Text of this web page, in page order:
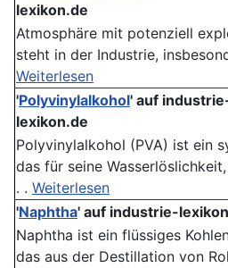
lexikon.de
Atmosphäre mit potenziell
steht in der Industrie,
Weiterlesen
'Polyvinylalkohol' auf
lexikon.de
Polyvinylalkohol (PVA) ist ein
das für seine
. . Weiterlesen
'Naphtha' auf industrie-
Naphtha ist ein flüssiges
das aus der Destillation von